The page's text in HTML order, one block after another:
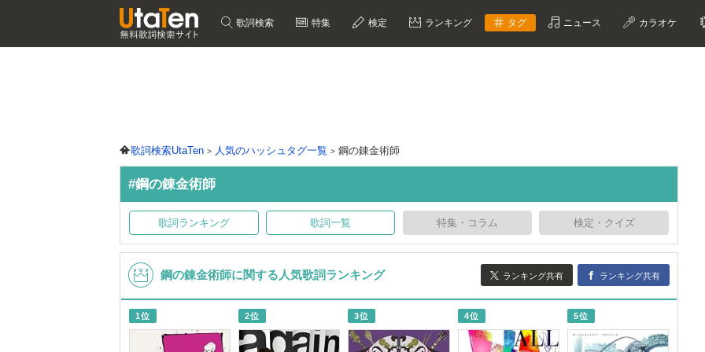
歌詞検索 特集 検定 ランキング タグ ニュース カラオケ
歌詞検索UtaTen 人気のハッシュタグ一覧 鋼の錬金術師
#鋼の錬金術師
歌詞ランキング 歌詞一覧 特集・コラム 検定・クイズ
鋼の錬金術師に関する人気歌詞ランキング ランキング共有 ランキング共有
1位 2位 3位 4位 5位